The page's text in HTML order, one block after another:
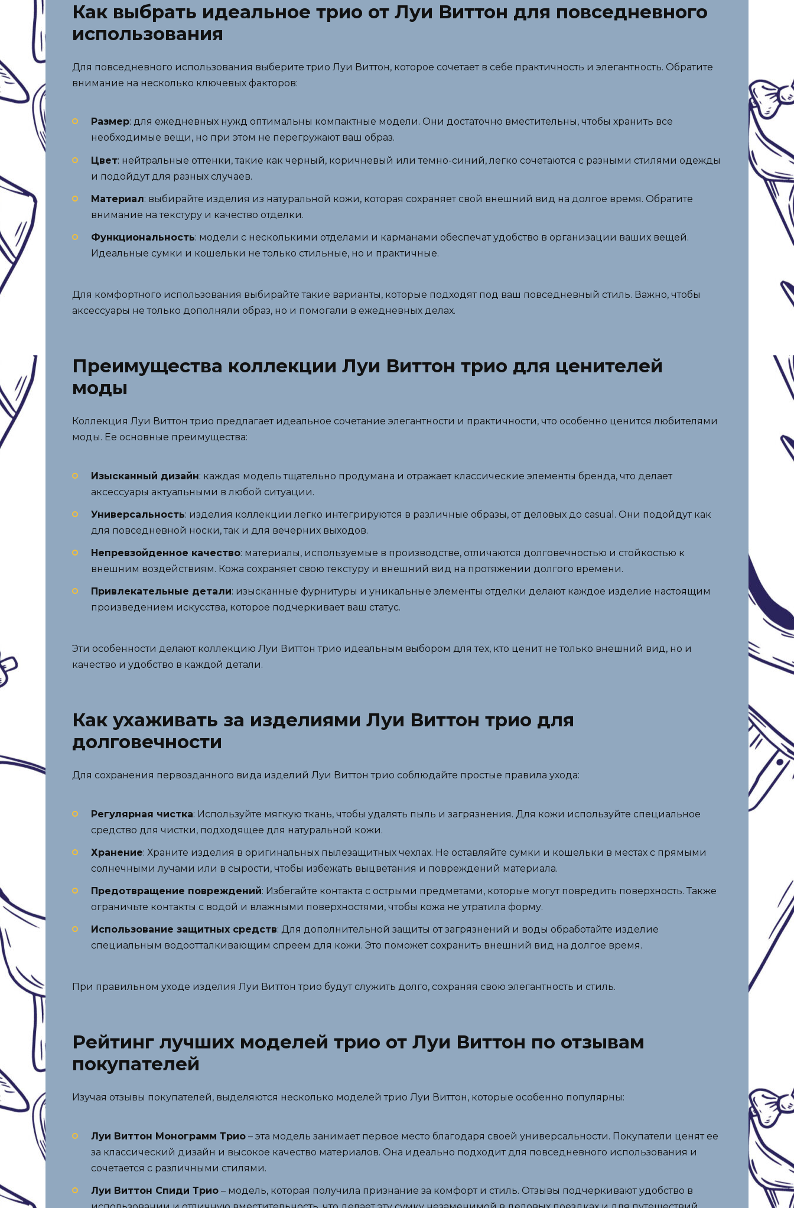
Как выбрать идеальное трио от Луи Виттон для повседневного
использования
Для повседневного использования выберите трио Луи Виттон, которое сочетает в себе практичность и элегантность. Обратите
внимание на несколько ключевых факторов:
Размер: для ежедневных нужд оптимальны компактные модели. Они достаточно вместительны, чтобы хранить все
необходимые вещи, но при этом не перегружают ваш образ.
Цвет: нейтральные оттенки, такие как черный, коричневый или темно-синий, легко сочетаются с разными стилями одежды
и подойдут для разных случаев.
Материал: выбирайте изделия из натуральной кожи, которая сохраняет свой внешний вид на долгое время. Обратите
внимание на текстуру и качество отделки.
Функциональность: модели с несколькими отделами и карманами обеспечат удобство в организации ваших вещей.
Идеальные сумки и кошельки не только стильные, но и практичные.
Для комфортного использования выбирайте такие варианты, которые подходят под ваш повседневный стиль. Важно, чтобы
аксессуары не только дополняли образ, но и помогали в ежедневных делах.
Преимущества коллекции Луи Виттон трио для ценителей
моды
Коллекция Луи Виттон трио предлагает идеальное сочетание элегантности и практичности, что особенно ценится любителями
моды. Ее основные преимущества:
Изысканный дизайн: каждая модель тщательно продумана и отражает классические элементы бренда, что делает
аксессуары актуальными в любой ситуации.
Универсальность: изделия коллекции легко интегрируются в различные образы, от деловых до casual. Они подойдут как
для повседневной носки, так и для вечерних выходов.
Непревзойденное качество: материалы, используемые в производстве, отличаются долговечностью и стойкостью к
внешним воздействиям. Кожа сохраняет свою текстуру и внешний вид на протяжении долгого времени.
Привлекательные детали: изысканные фурнитуры и уникальные элементы отделки делают каждое изделие настоящим
произведением искусства, которое подчеркивает ваш статус.
Эти особенности делают коллекцию Луи Виттон трио идеальным выбором для тех, кто ценит не только внешний вид, но и
качество и удобство в каждой детали.
Как ухаживать за изделиями Луи Виттон трио для
долговечности
Для сохранения первозданного вида изделий Луи Виттон трио соблюдайте простые правила ухода:
Регулярная чистка: Используйте мягкую ткань, чтобы удалять пыль и загрязнения. Для кожи используйте специальное
средство для чистки, подходящее для натуральной кожи.
Хранение: Храните изделия в оригинальных пылезащитных чехлах. Не оставляйте сумки и кошельки в местах с прямыми
солнечными лучами или в сырости, чтобы избежать выцветания и повреждений материала.
Предотвращение повреждений: Избегайте контакта с острыми предметами, которые могут повредить поверхность. Также
ограничьте контакты с водой и влажными поверхностями, чтобы кожа не утратила форму.
Использование защитных средств: Для дополнительной защиты от загрязнений и воды обработайте изделие
специальным водоотталкивающим спреем для кожи. Это поможет сохранить внешний вид на долгое время.
При правильном уходе изделия Луи Виттон трио будут служить долго, сохраняя свою элегантность и стиль.
Рейтинг лучших моделей трио от Луи Виттон по отзывам
покупателей
Изучая отзывы покупателей, выделяются несколько моделей трио Луи Виттон, которые особенно популярны:
Луи Виттон Монограмм Трио – эта модель занимает первое место благодаря своей универсальности. Покупатели ценят ее
за классический дизайн и высокое качество материалов. Она идеально подходит для повседневного использования и
сочетается с различными стилями.
Луи Виттон Спиди Трио – модель, которая получила признание за комфорт и стиль. Отзывы подчеркивают удобство в